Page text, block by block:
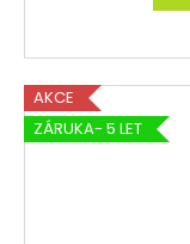
AKCE
ZÁRUKA- 5 LET